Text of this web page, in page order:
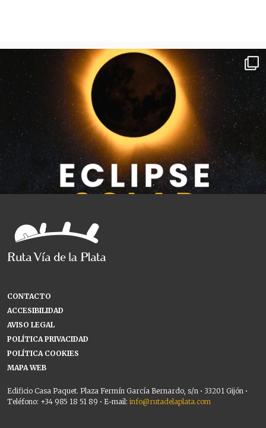
CONTACTO
ACCESIBILIDAD
AVISO LEGAL
POLÍTICA PRIVACIDAD
POLÍTICA COOKIES
MAPA WEB
Edificio Casa Paquet. Plaza Fermín García Bernardo, s/n • 33201 Gijón •
Teléfono: +34 985 18 51 89 • E-mail: info@rutadelaplata.com